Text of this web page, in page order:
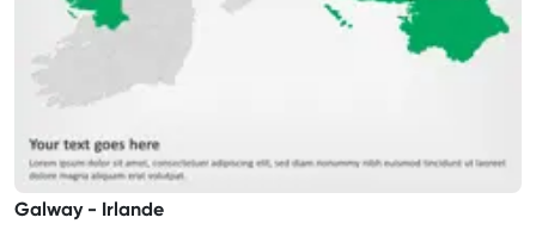
Galway - Irlande